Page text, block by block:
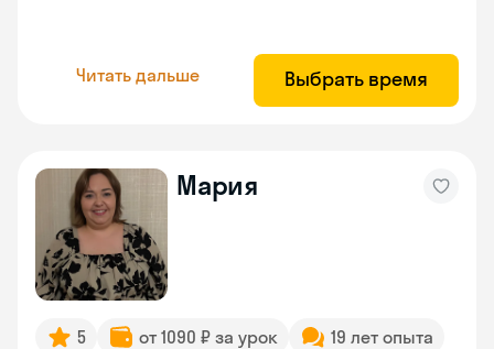
Читать дальше Выбрать время
Мария
5 от 1090 ₽ за урок
19 лет опыта